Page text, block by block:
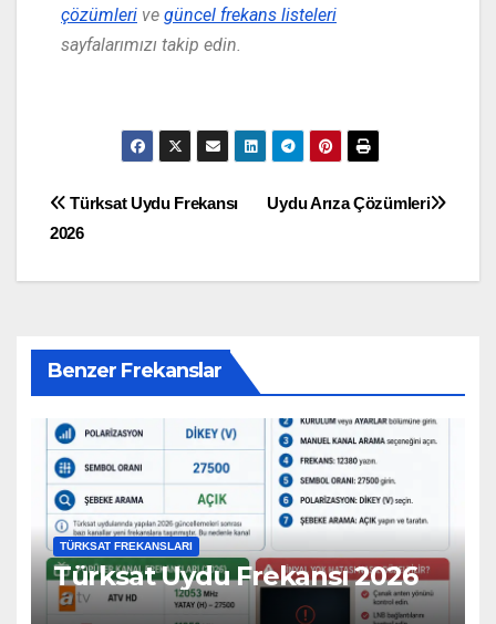
çözümleri ve güncel frekans listeleri
sayfalarımızı takip edin.
Uydu Arıza Çözümleri
Türksat Uydu Frekansı
2026
Benzer Frekanslar
TÜRKSAT FREKANSLARI
Türksat Uydu Frekansı 2026